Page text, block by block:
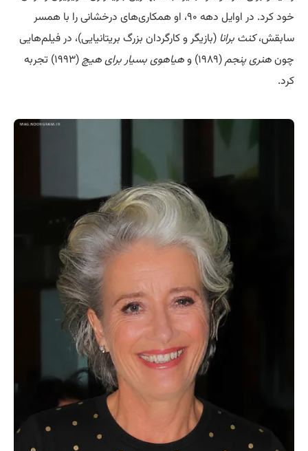
خود کرد. در اوایل دهه ۹۰، او همکاری‌های درخشانی را با همسر
سابقش،کنث برانا (بازیگر و کارگردان بزرگ بریتانیایی)، در فیلم‌هایی
چونهنری پنجم(۱۹۸۹) و هیاهوی بسیار برای هیچ
(۱۹۹۳) تجربه
کرد.